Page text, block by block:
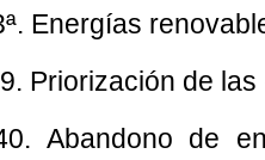
Energías
Priorización de
Abandono de